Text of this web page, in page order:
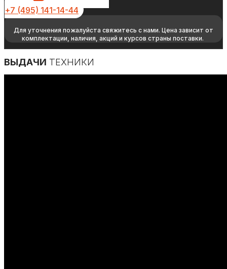
+7 (495) 141-14-44
Для уточнения пожалуйста свяжитесь с нами. Цена зависит от
комплектации, наличия, акций и курсов страны поставки.
ВЫДАЧИ ТЕХНИКИ